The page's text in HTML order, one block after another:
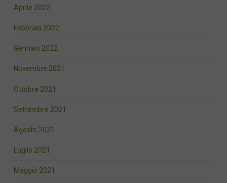
Aprile 2022
Febbraio 2022
Gennaio 2022
Novembre 2021
Ottobre 2021
Settembre 2021
Agosto 2021
Luglio 2021
Maggio 2021